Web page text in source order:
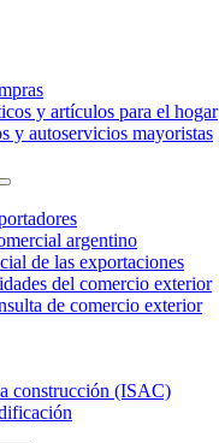
y artículos para el hogar
y autoservicios mayoristas
argentino
de las exportaciones
del comercio exterior
de comercio exterior
construcción (ISAC)